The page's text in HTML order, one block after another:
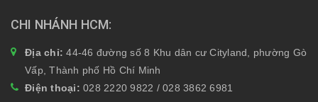
CHI NHÁNH HCM
Địa chỉ:44-46 đường số 8 Khu dân cư Cityland, phường Gò
Vấp, Thành phố Hồ Chí Minh
Điện thoại: 028 2220 9822 / 028 3862 6981